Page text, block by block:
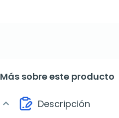
Más sobre este producto
expand_more Descripción